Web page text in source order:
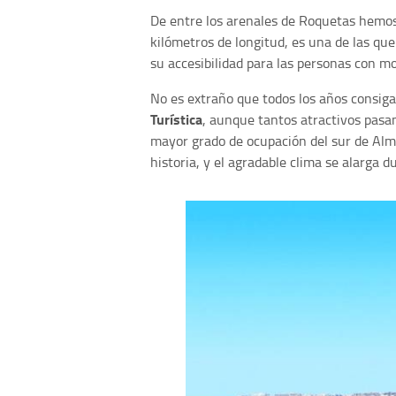
De entre los arenales de Roquetas
kilómetros de longitud, es una de las
su accesibilidad para las personas con
No es extraño que todos los años
Turística, aunque tantos atractivos
mayor grado de ocupación del sur de
historia, y el agradable clima se alarga